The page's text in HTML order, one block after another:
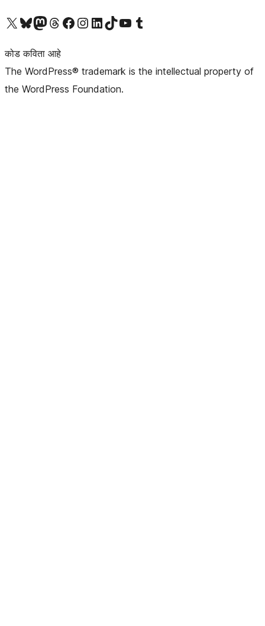
आमच्या X (एक्स) (पूर्वीचे ट्विटर) खात्याला भेट द्या आमच्या ब्लूस्की खात्याला भेट द्या.आमच्या Mastodon खात्याला भेट द्या.आमच्या थ्रेड्स खात्याला भेट द्या. आमच्या फेसबुक पेजला भेट द्या आमच्या इंस्टाग्राम खात्याला भेट द्या आमच्या लिंक्डइन खात्याला भेट द्या आमच्या टिकटॉक अकाउंटला भेट द्या.आमच्या यूट्यूब चॅनेलला भेट द्या आमच्या टंबलर खात्याला भेट द्या.
कोड कविता आहे
The WordPress® trademark is the intellectual property of
the WordPress Foundation.